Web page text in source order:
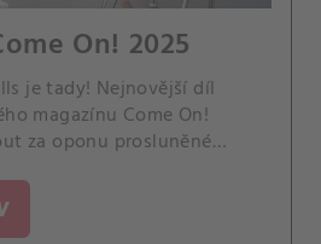
On! 2025
je tady! Nejnovější díl
magazínu Come On!
za oponu prosluněné